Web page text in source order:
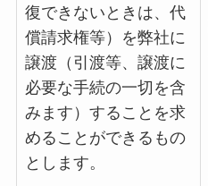
復できないときは、代
償請求権等）を弊社に
譲渡（引渡等、譲渡に
必要な手続の一切を含
みます）することを求
めることができるもの
とします。